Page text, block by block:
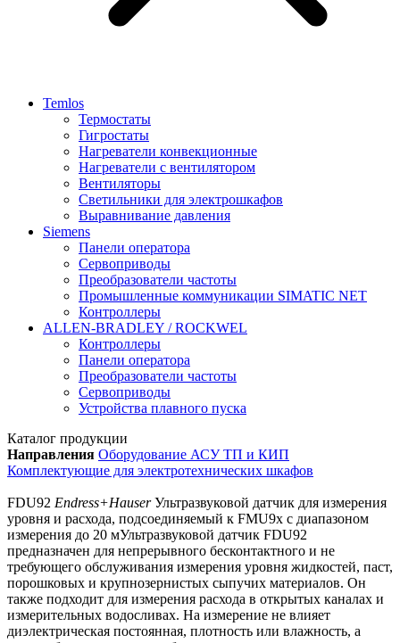
Temlos
Термостаты
Гигростаты
Нагреватели конвекционные
Нагреватели с вентилятором
Вентиляторы
Светильники для электрошкафов
Выравнивание давления
Siemens
Панели оператора
Сервоприводы
Преобразователи частоты
Промышленные коммуникации SIMATIC NET
Контроллеры
ALLEN-BRADLEY / ROCKWEL
Контроллеры
Панели оператора
Преобразователи частоты
Сервоприводы
Устройства плавного пуска
Каталог продукции
Направления Оборудование АСУ ТП и КИП
Комплектующие для электротехнических шкафов
FDU92 Endress+Hauser Ультразвуковой датчик для измерения
уровня и расхода, подсоединяемый к FMU9x с диапазоном
измерения до 20 мУльтразвуковой датчик FDU92
предназначен для непрерывного бесконтактного и не
требующего обслуживания измерения уровня жидкостей, паст,
порошковых и крупнозернистых сыпучих материалов. Он
также подходит для измерения расхода в открытых каналах и
измерительных водосливах. На измерение не влияет
диэлектрическая постоянная, плотность или влажность, а